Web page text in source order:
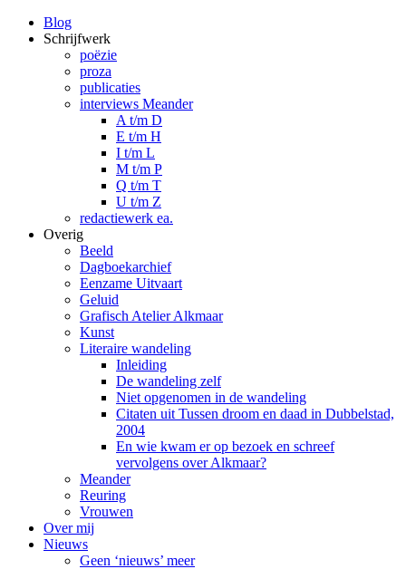
Blog
Schrijfwerk
poëzie
proza
publicaties
interviews Meander
A t/m D
E t/m H
I t/m L
M t/m P
Q t/m T
U t/m Z
redactiewerk ea.
Overig
Beeld
Dagboekarchief
Eenzame Uitvaart
Geluid
Grafisch Atelier Alkmaar
Kunst
Literaire wandeling
Inleiding
De wandeling zelf
Niet opgenomen in de wandeling
Citaten uit Tussen droom en daad in Dubbelstad,
2004
En wie kwam er op bezoek en schreef
vervolgens over Alkmaar?
Meander
Reuring
Vrouwen
Over mij
Nieuws
Geen ‘nieuws’ meer